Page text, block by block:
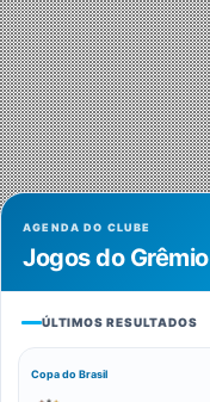
AGENDA DO CLUBE
Jogos do Grêmio
ÚLTIMOS RESULTADOS
Copa do Brasil